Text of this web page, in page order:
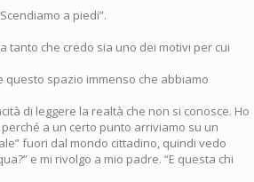
a piedi”.
tanto che credo sia uno dei motivi per cui
questo spazio immenso che abbiamo
di leggere la realtà che non si conosce. Ho
a un certo punto arriviamo su un
fuori dal mondo cittadino, quindi vedo
e mi rivolgo a mio padre. “E questa chi